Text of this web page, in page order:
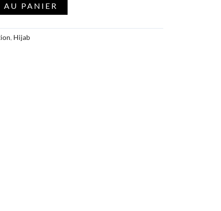
AU PANIER
, Hijab